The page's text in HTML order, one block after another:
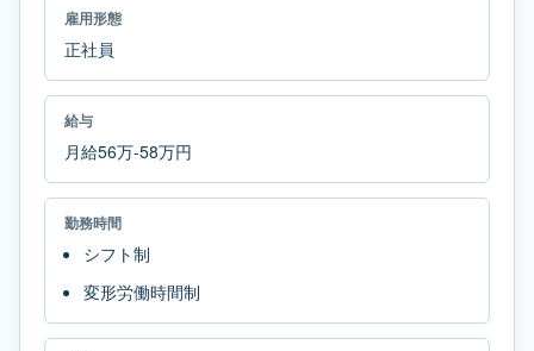
雇用形態
正社員
給与
月給56万-58万円
勤務時間
シフト制
変形労働時間制